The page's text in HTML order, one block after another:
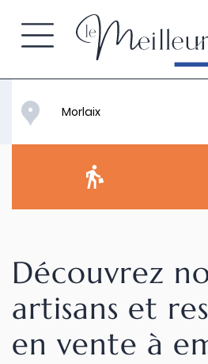
Découvrez
artisans et
en vente à